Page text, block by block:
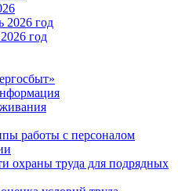
2026 год
год
работы с персоналом
охраны труда для подрядных